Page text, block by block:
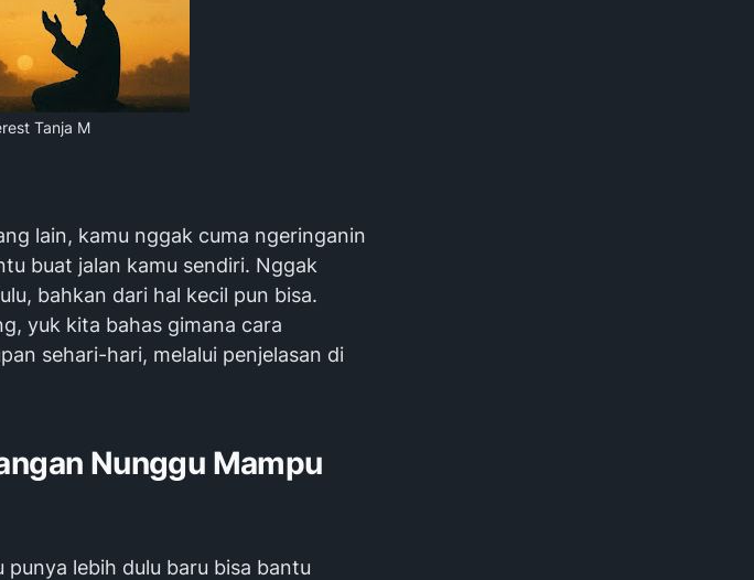
Tanja M
lain, kamu nggak cuma ngeringanin
buat jalan kamu sendiri. Nggak
bahkan dari hal kecil pun bisa.
yuk kita bahas gimana cara
sehari-hari, melalui penjelasan di
Nunggu Mampu
lebih dulu baru bisa bantu